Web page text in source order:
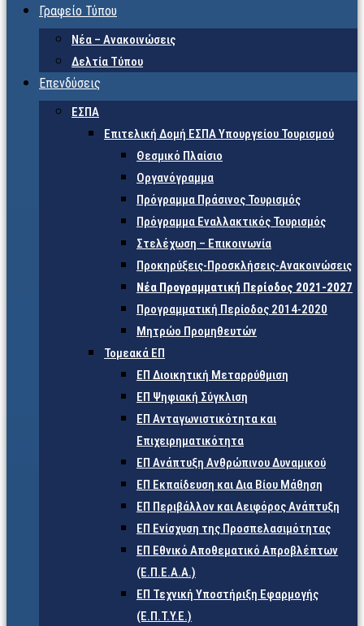
Γραφείο Τύπου
Νέα – Ανακοινώσεις
Δελτία Τύπου
Επενδύσεις
ΕΣΠΑ
Επιτελική Δομή ΕΣΠΑ Υπουργείου Τουρισμού
Θεσμικό Πλαίσιο
Οργανόγραμμα
Πρόγραμμα Πράσινος Τουρισμός
Πρόγραμμα Εναλλακτικός Τουρισμός
Στελέχωση – Επικοινωνία
Προκηρύξεις-Προσκλήσεις-Ανακοινώσεις
Νέα Προγραμματική Περίοδος 2021-2027
Προγραμματική Περίοδος 2014-2020
Μητρώο Προμηθευτών
Τομεακά ΕΠ
ΕΠ Διοικητική Μεταρρύθμιση
ΕΠ Ψηφιακή Σύγκλιση
ΕΠ Ανταγωνιστικότητα και
Επιχειρηματικότητα
ΕΠ Ανάπτυξη Ανθρώπινου Δυναμικού
ΕΠ Εκπαίδευση και Δια Βίου Μάθηση
ΕΠ Περιβάλλον και Αειφόρος Ανάπτυξη
ΕΠ Ενίσχυση της Προσπελασιμότητας
ΕΠ Εθνικό Αποθεματικό Απροβλέπτων
(Ε.Π.Ε.Α.Α.)
ΕΠ Τεχνική Υποστήριξη Εφαρμογής
(Ε.Π.Τ.Υ.Ε.)